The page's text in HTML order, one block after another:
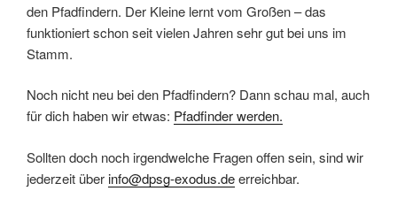
den Pfadfindern. Der Kleine lernt vom Großen – das
funktioniert schon seit vielen Jahren sehr gut bei uns im
Stamm.
Noch nicht neu bei den Pfadfindern? Dann schau mal, auch
für dich haben wir etwas: Pfadfinder werden.
Sollten doch noch irgendwelche Fragen offen sein, sind wir
jederzeit überinfo@dpsg-exodus.deerreichbar.